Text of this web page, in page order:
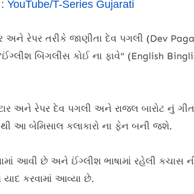
YouTube/T-Series Gujarati
અને રેપર તરીકે જાણીતા દેવ પગલી (Dev
બિંગલીસ કોઈ ના ફાવે" (English
અને રેપર દેવ પગલી અને રાજલ બારોટ નું
આ બેમિસાલ કલાકારો ના ફેન બની જશે.
આવી છે અને ઈંગ્લીશ ભાષામાં રહેલી કચાસ
કરવામાં આવ્યા છે.